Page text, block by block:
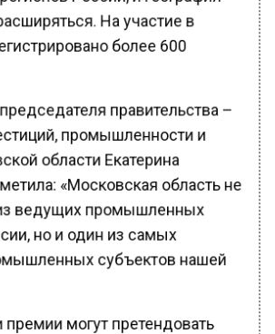
На участие в
более 600
правительства –
промышленности и
области Екатерина
«Московская область не
ведущих промышленных
но и один из самых
субъектов нашей
могут претендовать